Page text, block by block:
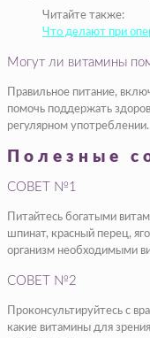
Читайте также:
Что делают при
Могут ли витамины
Правильное питание,
помочь поддержать
регулярном употреблении.
Полезные
СОВЕТ №1
Питайтесь богатыми
шпинат, красный перец,
организм необходимыми
СОВЕТ №2
Проконсультируйтесь с
какие витамины для